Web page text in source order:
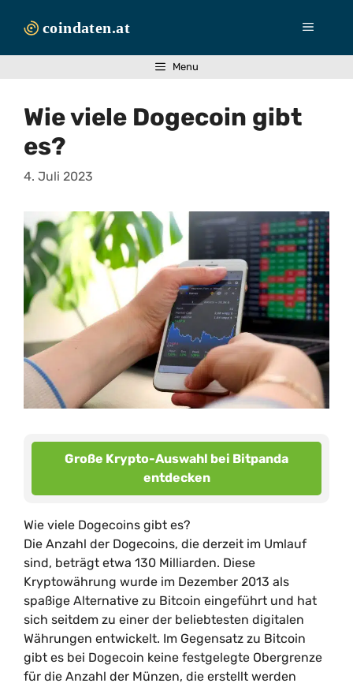
Inhalt
Menü
Menu
Wie viele Dogecoin gibt
es?
4. Juli 2023
Große Krypto-Auswahl bei Bitpanda
entdecken
Wie viele Dogecoins gibt es?
Die Anzahl der Dogecoins, die derzeit im Umlauf
sind, beträgt etwa 130 Milliarden. Diese
Kryptowährung wurde im Dezember 2013 als
spaßige Alternative zu Bitcoin eingeführt und hat
sich seitdem zu einer der beliebtesten digitalen
Währungen entwickelt. Im Gegensatz zu Bitcoin
gibt es bei Dogecoin keine festgelegte Obergrenze
für die Anzahl der Münzen, die erstellt werden